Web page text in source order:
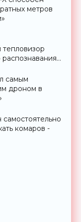
метров
тепловизор
самым
дроном в
комаров -